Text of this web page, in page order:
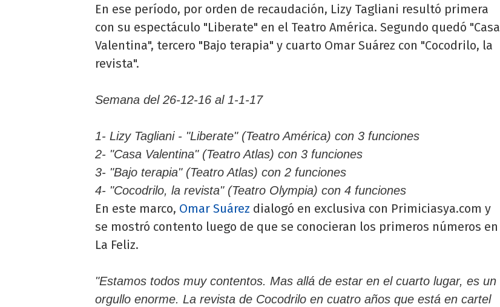
En ese período, por orden de recaudación, Lizy Tagliani resultó primera
con su espectáculo "Liberate" en el Teatro América. Segundo quedó "Casa
Valentina", tercero "Bajo terapia" y cuarto Omar Suárez con "Cocodrilo, la
revista".
Semana del 26-12-16 al 1-1-17
1- Lizy Tagliani - "Liberate" (Teatro América) con 3 funciones
2- "Casa Valentina" (Teatro Atlas) con 3 funciones
3- "Bajo terapia" (Teatro Atlas) con 2 funciones
4- "Cocodrilo, la revista" (Teatro Olympia) con 4 funciones
En este marco, Omar Suárez dialogó en exclusiva con Primiciasya.com y
se mostró contento luego de que se conocieran los primeros números en
La Feliz.
"Estamos todos muy contentos. Mas allá de estar en el cuarto lugar, es un
orgullo enorme. La revista de Cocodrilo en cuatro años que está en cartel